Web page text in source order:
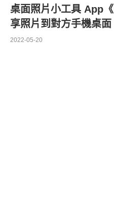
桌面照片小工具 App
享照片到對方手機桌面
2022-05-20